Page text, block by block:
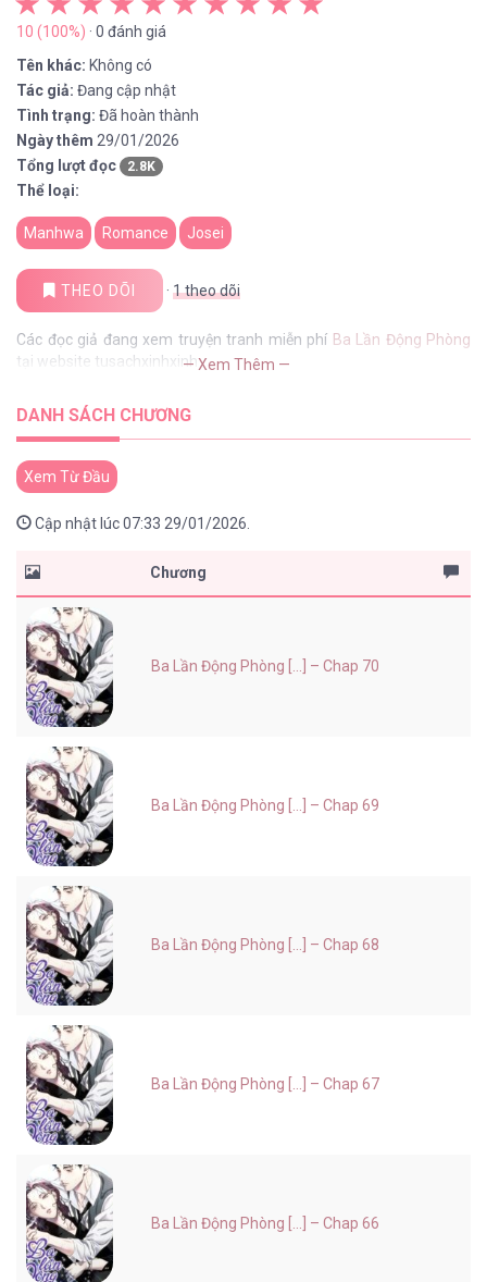
10 (100%) · 0 đánh giá
Tên khác: Không có
Tác giả: Đang cập nhật
Tình trạng: Đã hoàn thành
Ngày thêm 29/01/2026
Tổng lượt đọc
2.8K
Thể loại:
Manhwa Romance Josei
THEO DÕI · 1theo dõi
Các đọc giả đang xem truyện tranh miễn phí Ba Lần Động Phòng
tại website tusachxinhxinh— Xem Thêm —
DANH SÁCH CHƯƠNG
Xem Từ Đầu
Cập nhật lúc 07:33 29/01/2026.
Chương
Ba Lần Động Phòng [...] – Chap 70
Ba Lần Động Phòng [...] – Chap 69
Ba Lần Động Phòng [...] – Chap 68
Ba Lần Động Phòng [...] – Chap 67
Ba Lần Động Phòng [...] – Chap 66